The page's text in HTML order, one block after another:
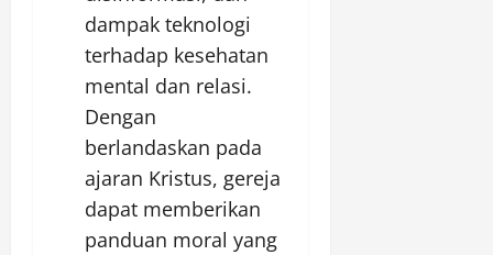
dampak teknologi
terhadap kesehatan
mental dan relasi.
Dengan
berlandaskan pada
ajaran Kristus, gereja
dapat memberikan
panduan moral yang